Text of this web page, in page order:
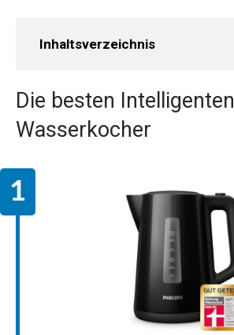
Inhaltsverzeichnis
Die besten Intelligenten
Wasserkocher